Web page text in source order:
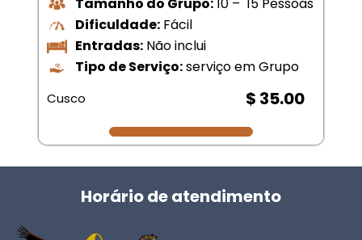
Tamanho do Grupo:10 – 15 Pessoas
Dificuldade:Fácil
Entradas:Não inclui
Tipo de Serviço:serviço em Grupo
Cusco $ 35.00
Horário de atendimento